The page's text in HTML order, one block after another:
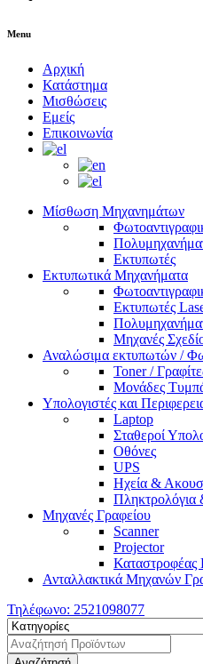
Menu
Αρχική
Κατάστημα
Μισθώσεις
Εμείς
Επικοινωνία
Μίσθωση Μηχανημάτων
Εκτυπωτές
Εκτυπωτικά Μηχανήματα
Εκτυπωτές
Μηχανές
Αναλώσιμα εκτυπωτών /
Toner /
Μονάδες
Υπολογιστές και
Laptop
Σταθεροί
Οθόνες
UPS
Ηχεία &
Πληκτρολόγια
Μηχανές Γραφείου
Scanner
Projector
Καταστροφέας
Ανταλλακτικά Μηχανών
Τηλέφωνο: 2521098077